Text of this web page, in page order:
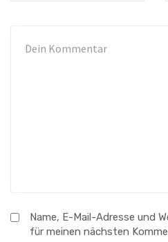
Name, E-Mail-Adresse und
für meinen nächsten